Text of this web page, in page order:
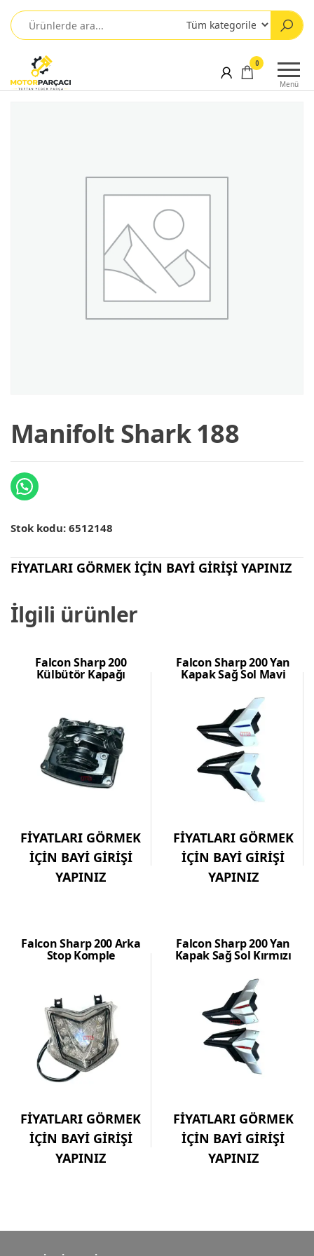
Menü
0
Manifolt Shark 188
Stok kodu: 6512148
FİYATLARI GÖRMEK İÇİN BAYİ GİRİŞİ YAPINIZ
İlgili ürünler
Falcon Sharp 200
Külbütör Kapağı
FİYATLARI GÖRMEK
İÇİN BAYİ GİRİŞİ
YAPINIZ
Falcon Sharp 200 Yan
Kapak Sağ Sol Mavi
FİYATLARI GÖRMEK
İÇİN BAYİ GİRİŞİ
YAPINIZ
Falcon Sharp 200 Arka
Stop Komple
FİYATLARI GÖRMEK
İÇİN BAYİ GİRİŞİ
YAPINIZ
Falcon Sharp 200 Yan
Kapak Sağ Sol Kırmızı
FİYATLARI GÖRMEK
İÇİN BAYİ GİRİŞİ
YAPINIZ